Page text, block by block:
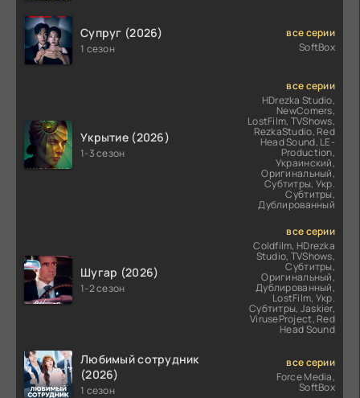
Супруг (2026)
1 сезон
все серии
SoftBox
Укрытие (2026)
1-3 сезон
все серии
HDrezka Studio,
NewComers,
LostFilm, TVShows,
RezkaStudio, Red
Head Sound, LE-
Production,
Украинский,
Оригинальный,
Субтитры, Укр.
Субтитры,
Дублированный
Шугар (2026)
1-2 сезон
все серии
Coldfilm, HDrezka
Studio, TVShows,
Субтитры,
Оригинальный,
Дублированный,
LostFilm, Укр.
Субтитры, Jaskier,
ViruseProject, Red
Head Sound
Любимый сотрудник
(2026)
1 сезон
все серии
Force Media,
SoftBox